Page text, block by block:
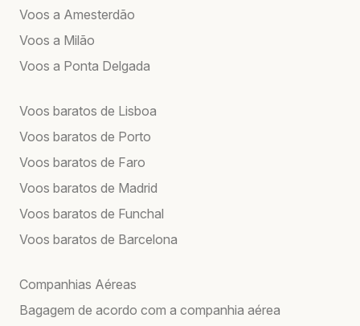
Voos a Amesterdão
Voos a Milão
Voos a Ponta Delgada
Voos baratos de Lisboa
Voos baratos de Porto
Voos baratos de Faro
Voos baratos de Madrid
Voos baratos de Funchal
Voos baratos de Barcelona
Companhias Aéreas
Bagagem de acordo com a companhia aérea